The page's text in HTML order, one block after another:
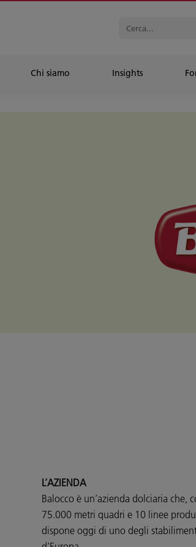
Chi siamo Insights
L’AZIENDA
Balocco è un’azienda dolciaria che,
75.000 metri quadri e 10 linee
dispone oggi di uno degli